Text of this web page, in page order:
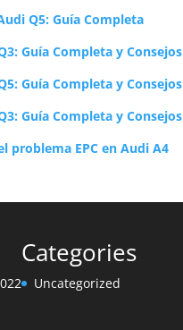
Q5: Guía Completa
Guía Completa y Consejos
Guía Completa y Consejos
Guía Completa y Consejos
problema EPC en Audi A4
Categories
Uncategorized